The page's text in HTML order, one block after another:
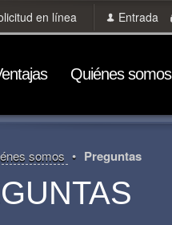
en línea Entrada
Quiénes somos
somos Preguntas